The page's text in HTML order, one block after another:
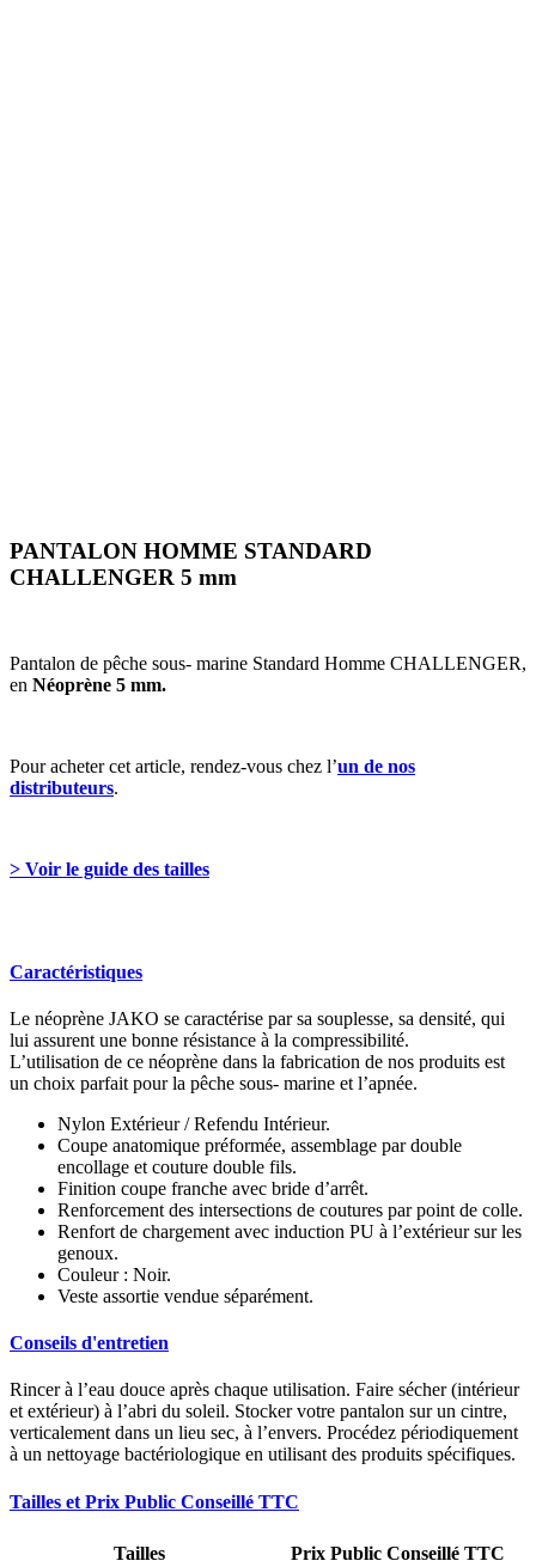
PANTALON HOMME STANDARD
CHALLENGER 5 mm
Pantalon de pêche sous- marine Standard Homme CHALLENGER,
en Néoprène 5 mm.
Pour acheter cet article, rendez-vous chez l’un de nos
distributeurs.
> Voir le guide des tailles
Caractéristiques
Le néoprène JAKO se caractérise par sa souplesse, sa densité, qui
lui assurent une bonne résistance à la compressibilité.
L’utilisation de ce néoprène dans la fabrication de nos produits est
un choix parfait pour la pêche sous- marine et l’apnée.
Nylon Extérieur / Refendu Intérieur.
Coupe anatomique préformée, assemblage par double
encollage et couture double fils.
Finition coupe franche avec bride d’arrêt.
Renforcement des intersections de coutures par point de colle.
Renfort de chargement avec induction PU à l’extérieur sur les
genoux.
Couleur : Noir.
Veste assortie vendue séparément.
Conseils d'entretien
Rincer à l’eau douce après chaque utilisation. Faire sécher (intérieur
et extérieur) à l’abri du soleil. Stocker votre pantalon sur un cintre,
verticalement dans un lieu sec, à l’envers. Procédez périodiquement
à un nettoyage bactériologique en utilisant des produits spécifiques.
Tailles et Prix Public Conseillé TTC
Tailles
Prix Public Conseillé TTC